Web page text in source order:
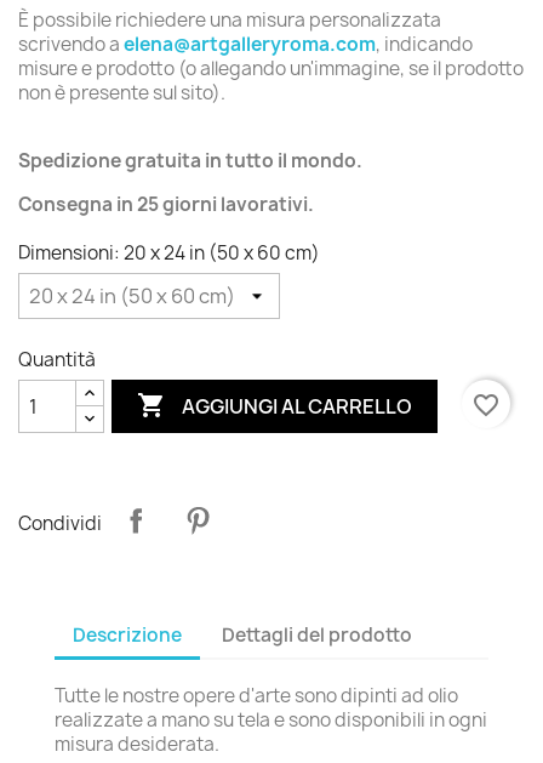
È possibile richiedere una misura personalizzata
scrivendo aelena@artgalleryroma.com, indicando
misure e prodotto (o allegando un'immagine, se il prodotto
non è presente sul sito).
Spedizione gratuita in tutto il mondo.
Consegna in 25 giorni lavorativi.
Dimensioni: 20 x 24 in (50 x 60 cm)
Quantità
 AGGIUNGI AL CARRELLO favorite_border
Condividi
Descrizione Dettagli del prodotto
Tutte le nostre opere d'arte sono dipinti ad olio
realizzate a mano su tela e sono disponibili in ogni
misura desiderata.